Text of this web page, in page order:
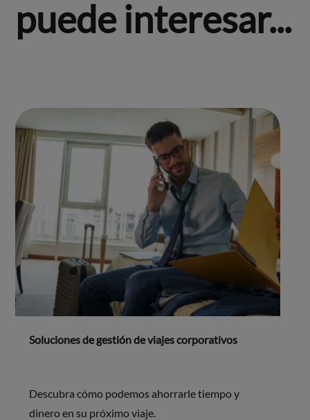
puede interesar...
Soluciones de gestión de viajes corporativos
Descubra cómo podemos ahorrarle tiempo y
dinero en su próximo viaje.